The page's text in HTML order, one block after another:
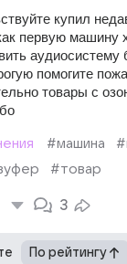
купил
первую машину
помогите
товары с
#машина
#товар
3
По рейтингу